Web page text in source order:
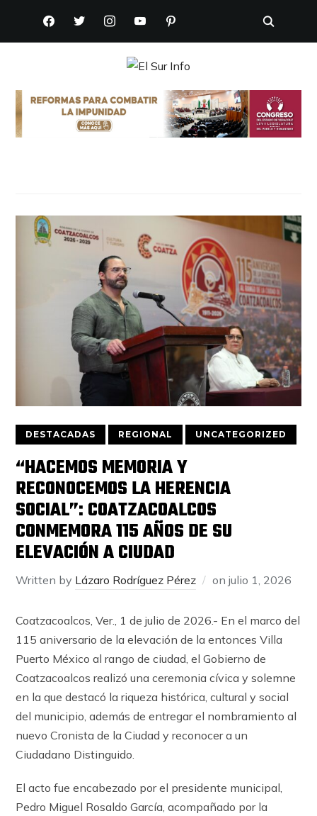
FACEBOOKTWITTERINSTAGRAMYOUTUBEPINTEREST
DESTACADAS REGIONAL UNCATEGORIZED
“HACEMOS MEMORIA Y
RECONOCEMOS LA HERENCIA
SOCIAL”: COATZACOALCOS
CONMEMORA 115 AÑOS DE SU
ELEVACIÓN A CIUDAD
Written by Lázaro Rodríguez Pérez onjulio 1, 2026
Coatzacoalcos, Ver., 1 de julio de 2026.- En el marco del
115 aniversario de la elevación de la entonces Villa
Puerto México al rango de ciudad, el Gobierno de
Coatzacoalcos realizó una ceremonia cívica y solemne
en la que destacó la riqueza histórica, cultural y social
del municipio, además de entregar el nombramiento al
nuevo Cronista de la Ciudad y reconocer a un
Ciudadano Distinguido.
El acto fue encabezado por el presidente municipal,
Pedro Miguel Rosaldo García, acompañado por la